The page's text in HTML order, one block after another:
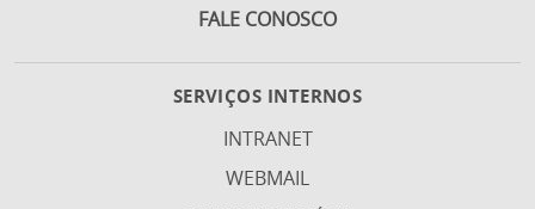
FALE CONOSCO
SERVIÇOS INTERNOS
INTRANET
WEBMAIL